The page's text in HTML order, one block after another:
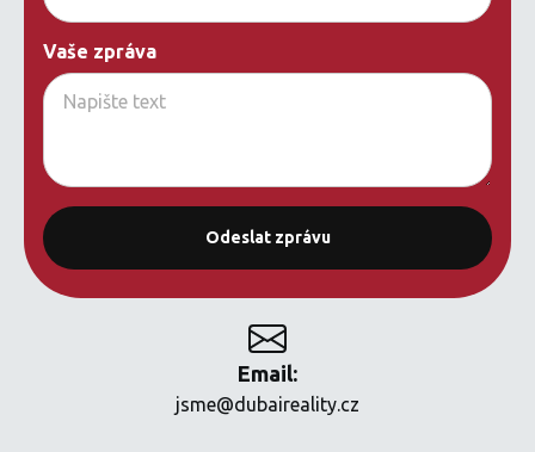
Email:
jsme@dubaireality.cz
Vaše zpráva